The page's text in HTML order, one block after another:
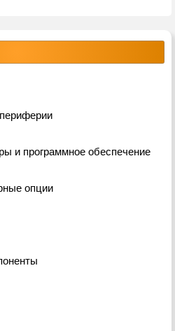
и программное обеспечение
опции